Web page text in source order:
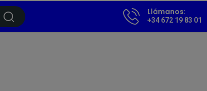
Llámanos:
+34 672 19 83 01